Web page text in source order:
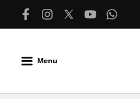
Menu